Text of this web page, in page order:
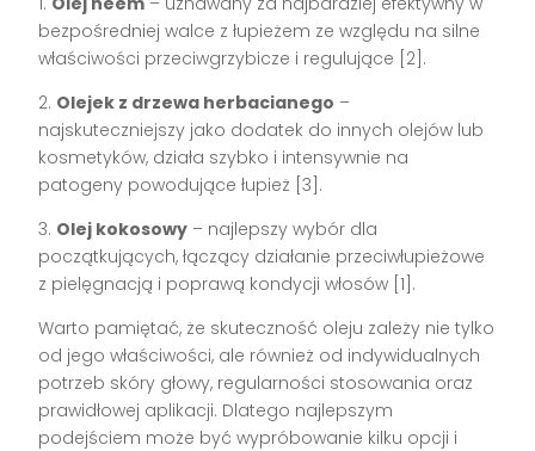
bezpośredniej walce z łupieżem ze względu na silne
właściwości przeciwgrzybicze i regulujące [2].
2. Olejek z drzewa herbacianego –
najskuteczniejszy jako dodatek do innych olejów lub
kosmetyków, działa szybko i intensywnie na
patogeny powodujące łupież [3].
3. Olej kokosowy – najlepszy wybór dla
początkujących, łączący działanie przeciwłupieżowe
z pielęgnacją i poprawą kondycji włosów [1].
Warto pamiętać, że skuteczność oleju zależy nie tylko
od jego właściwości, ale również od indywidualnych
potrzeb skóry głowy, regularności stosowania oraz
prawidłowej aplikacji. Dlatego najlepszym
podejściem może być wypróbowanie kilku opcji i